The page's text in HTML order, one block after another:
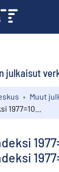
julkaisut
Muut